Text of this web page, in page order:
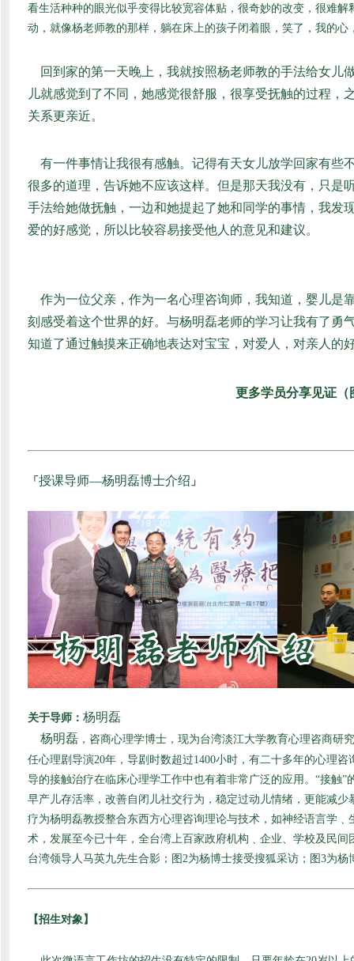
看生活种种的眼光似乎变得比较宽容体贴，很奇妙的改变，很难
动，就像杨老师教的那样，躺在床上的孩子闭着眼，笑了，我的
回到家的第一天晚上，我就按照杨老师教的手法给女儿
儿就感觉到了不同，她感觉很舒服，很享受抚触的过程
关系更亲近。
有一件事情让我很有感触。记得有天女儿放学回家有些
很多的道理，告诉她不应该这样。但是那天我没有，只是
手法给她做抚触，一边和她提起了她和同学的事情，我发
爱的好感觉，所以比较容易接受他人的意见和建议。
作为一位父亲，作为一名心理咨询师，我知道，婴儿是
刻感受着这个世界的好。与杨明磊老师的学习让我有了勇
知道了通过触摸来正确地表达对宝宝，对爱人，对亲人的
更多学员分享见证（
「 授课导师—杨明磊博士介绍 」
关于导师： 杨明磊
杨明磊，咨商心理学博士，现为台湾淡江大学教育心理咨商研
任心理剧导演20年，导剧时数超过1400小时，有二十多年的心理
导的接触治疗在临床心理学工作中也有着非常广泛的应用。 “接触”
早产儿存活率，改善自闭儿社交行为，稳定过动儿情绪，更能减
疗为杨明磊教授整合东西方心理咨询理论与技术，如神经语言学
术，发展至今已十年，全台湾上百家政府机构﹑企业、学校及民
台湾领导人马英九先生合影；图2为杨博士接受搜狐采访；图3为
【招生对象】